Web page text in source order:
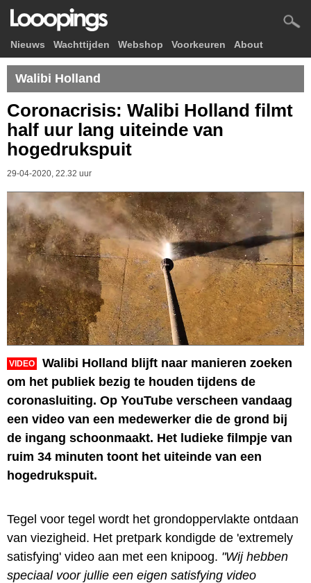
Nieuws Wachttijden Webshop Voorkeuren About
Walibi Holland
Coronacrisis: Walibi Holland filmt
half uur lang uiteinde van
hogedrukspuit
29-04-2020, 22.32 uur
VIDEO
Walibi Holland blijft naar manieren zoeken
om het publiek bezig te houden tijdens de
coronasluiting. Op YouTube verscheen vandaag
een video van een medewerker die de grond bij
de ingang schoonmaakt. Het ludieke filmpje van
ruim 34 minuten toont het uiteinde van een
hogedrukspuit.
Tegel voor tegel wordt het grondoppervlakte ontdaan
van viezigheid. Het pretpark kondigde de 'extremely
satisfying' video aan met een knipoog. "Wij hebben
speciaal voor jullie een eigen satisfying video